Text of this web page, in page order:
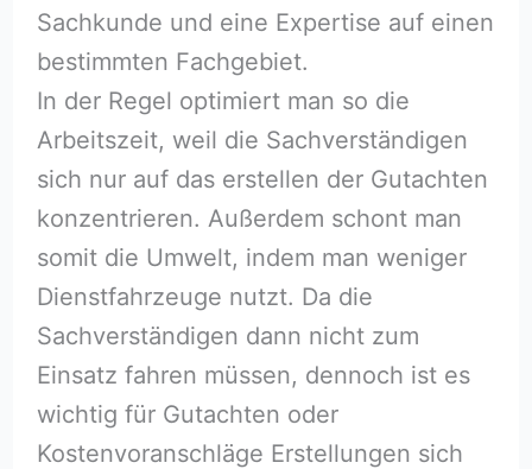
Sachkunde und eine Expertise auf einen
bestimmten Fachgebiet.
In der Regel optimiert man so die
Arbeitszeit, weil die Sachverständigen
sich nur auf das erstellen der Gutachten
konzentrieren. Außerdem schont man
somit die Umwelt, indem man weniger
Dienstfahrzeuge nutzt. Da die
Sachverständigen dann nicht zum
Einsatz fahren müssen, dennoch ist es
wichtig für Gutachten oder
Kostenvoranschläge Erstellungen sich